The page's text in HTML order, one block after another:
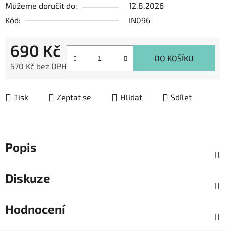
Můžeme doručit do:
12.8.2026
Kód:
IN096
690 Kč
570 Kč bez DPH
DO KOŠÍKU
Tisk Zeptat se Hlídat Sdílet
Popis
Diskuze
Hodnocení